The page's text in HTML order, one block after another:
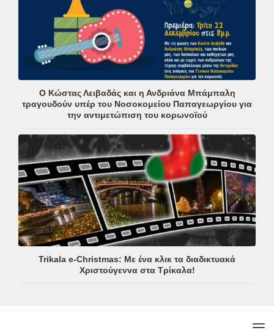
Ο Κώστας Λειβαδάς και η Ανδριάνα Μπάμπαλη
τραγουδούν υπέρ του Νοσοκομείου Παπαγεωργίου για
την αντιμετώπιση του κορωνοϊού
Trikala e-Christmas: Με ένα κλικ τα διαδικτυακά
Χριστούγεννα στα Τρίκαλα!